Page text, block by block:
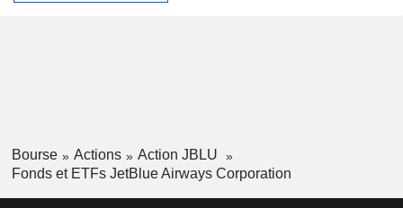
Bourse Actions
Action JBLU
Fonds et ETFs JetBlue Airways Corporation